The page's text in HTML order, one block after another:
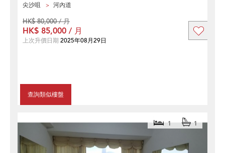
尖沙咀 河內道
查詢類似樓盤
HK$ 80,000 / 月
HK$ 85,000 / 月
上次升價日期 2025年08月29日
1 1